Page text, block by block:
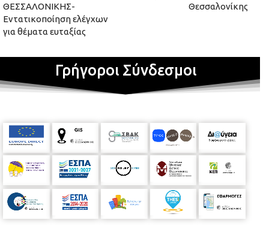
ΘΕΣΣΑΛΟΝΙΚΗΣ-
Εντατικοποίηση ελέγχων
για θέματα ευταξίας
Θεσσαλονίκης
Γρήγοροι Σύνδεσμοι